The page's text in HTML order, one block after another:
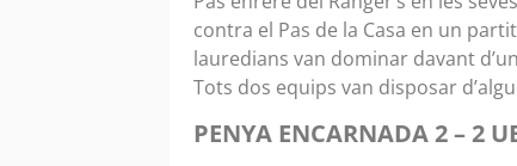
contra el Pas de la Casa en un
lauredians van dominar davant
Tots dos equips van disposar
PENYA ENCARNADA 2 – 2